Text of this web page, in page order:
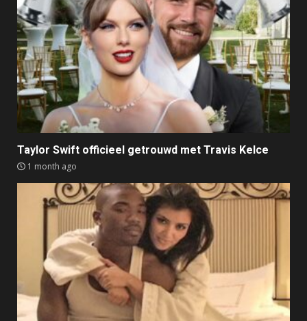
Taylor Swift officieel getrouwd met Travis Kelce
1 month ago